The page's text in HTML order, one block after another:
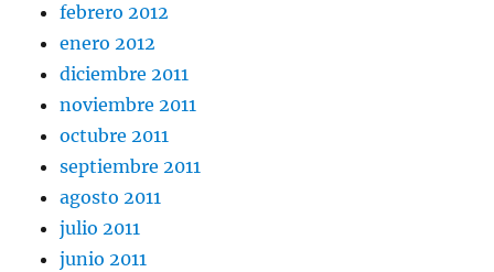
febrero 2012
enero 2012
diciembre 2011
noviembre 2011
octubre 2011
septiembre 2011
agosto 2011
julio 2011
junio 2011